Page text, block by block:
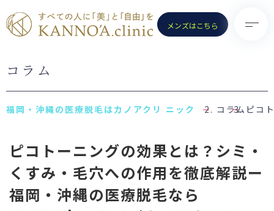
メンズはこちら
TOP
クリニック一覧
お知らせ
初めての方へ
- 医療脱毛（女性）
- ポテンツァ
- ノーリス(IPL)
- 水光注射
コラム
コラム ピコ
ピコトーニングの効果とは？シミ・
くすみ・毛穴への作用を徹底解説ー
福岡・沖縄の医療脱毛なら